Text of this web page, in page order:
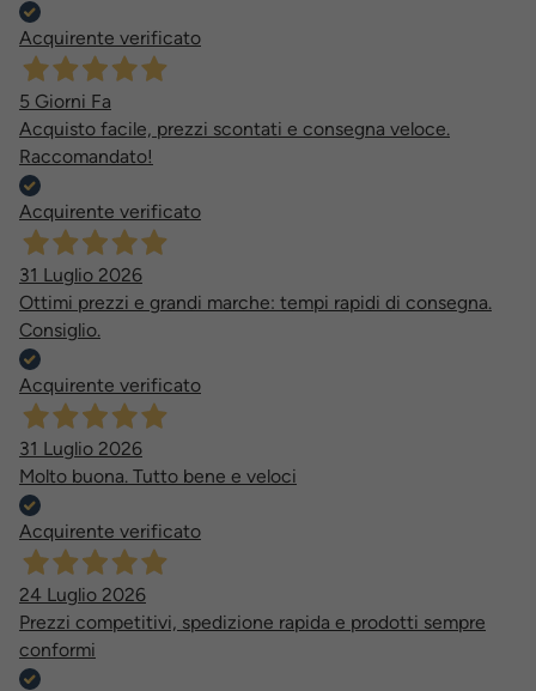
Acquirente verificato
5 Giorni Fa
Acquisto facile, prezzi scontati e consegna veloce.
Raccomandato!
Acquirente verificato
31 Luglio 2026
Ottimi prezzi e grandi marche: tempi rapidi di consegna.
Consiglio.
Acquirente verificato
31 Luglio 2026
Molto buona. Tutto bene e veloci
Acquirente verificato
24 Luglio 2026
Prezzi competitivi, spedizione rapida e prodotti sempre
conformi